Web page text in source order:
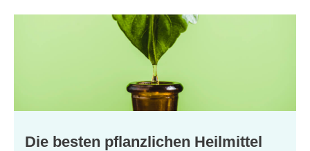
Die besten pflanzlichen Heilmittel